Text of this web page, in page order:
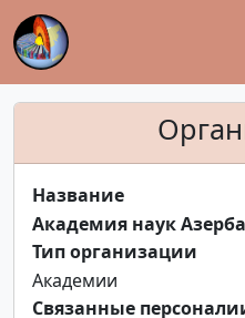
Название
Академия наук
Тип организации
Академии
Связанные